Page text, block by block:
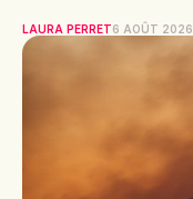
LAURA PERRET6 AOÛT 2026